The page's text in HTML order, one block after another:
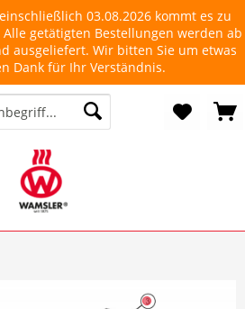
03.08.2026 kommt es zu
getätigten Bestellungen werden ab
ausgeliefert. Wir bitten Sie um etwas
Dank für Ihr Verständnis.